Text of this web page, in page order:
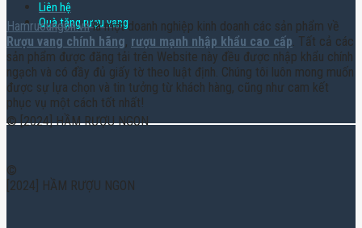
Liên hệ
Quà tặng rượu vang
Hamruoungon.vnlà một doanh nghiệp kinh doanh các sản phẩm về
Rượu vang chính hãng, rượu mạnh nhập khẩu cao cấp. Tất cả các
sản phẩm được đăng tải trên Website này đều được nhập khẩu chính
ngạch và có đầy đủ giấy tờ theo luật định. Chúng tôi luôn mong muốn
được sự lựa chọn và tin tưởng từ khách hàng, cũng như cam kết
phục vụ một cách tốt nhất!
© [2024] HẦM RƯỢU NGON
©
[2024] HẦM RƯỢU NGON